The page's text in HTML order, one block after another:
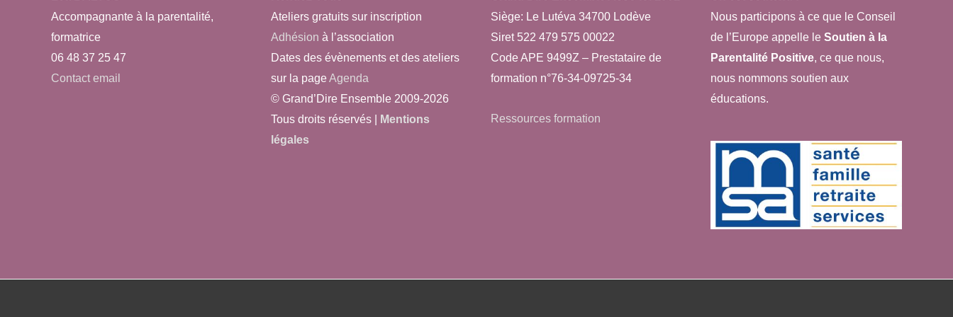
Accompagnante à la parentalité,
formatrice
06 48 37 25 47
Contact email
Ateliers gratuits sur inscription
Adhésion à l’association
Dates des évènements et des ateliers
sur la pageAgenda
© Grand’Dire Ensemble 2009-2026
Tous droits réservés |
Mentions
légales
Siège: Le Lutéva 34700 Lodève
Siret 522 479 575 00022
Code APE 9499Z – Prestataire de
formation n°76-34-09725-34
Ressources formation
Nous participons à ce que le Conseil
de l’Europe appelle le Soutien à la
Parentalité Positive, ce que nous,
nous nommons soutien aux
éducations.